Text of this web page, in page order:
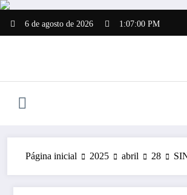
Pular
para
o
6 de agosto de 2026 1:07:01 PM
Página inicial 2025 abril 28